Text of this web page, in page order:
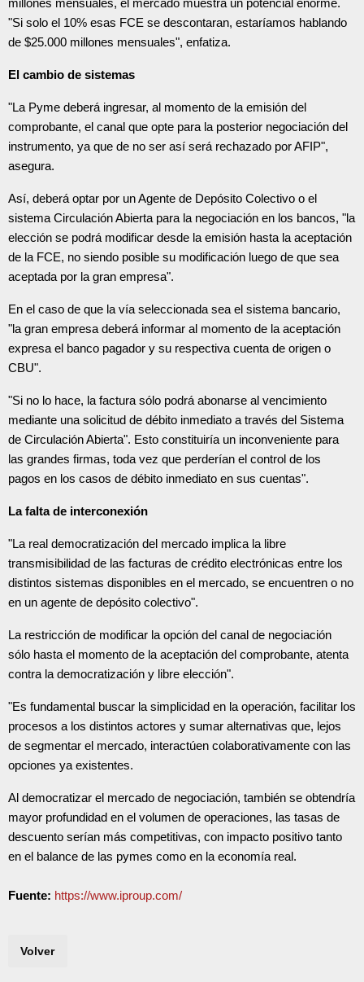
"Si solo el 10% esas FCE se descontaran, estaríamos hablando
de $25.000 millones mensuales", enfatiza.
El cambio de sistemas
"La Pyme deberá ingresar, al momento de la emisión del
comprobante, el canal que opte para la posterior negociación del
instrumento, ya que de no ser así será rechazado por AFIP",
asegura.
Así, deberá optar por un Agente de Depósito Colectivo o el
sistema Circulación Abierta para la negociación en los bancos, "la
elección se podrá modificar desde la emisión hasta la aceptación
de la FCE, no siendo posible su modificación luego de que sea
aceptada por la gran empresa".
En el caso de que la vía seleccionada sea el sistema bancario,
"la gran empresa deberá informar al momento de la aceptación
expresa el banco pagador y su respectiva cuenta de origen o
CBU".
"Si no lo hace, la factura sólo podrá abonarse al vencimiento
mediante una solicitud de débito inmediato a través del Sistema
de Circulación Abierta". Esto constituiría un inconveniente para
las grandes firmas, toda vez que perderían el control de los
pagos en los casos de débito inmediato en sus cuentas".
La falta de interconexión
"La real democratización del mercado implica la libre
transmisibilidad de las facturas de crédito electrónicas entre los
distintos sistemas disponibles en el mercado, se encuentren o no
en un agente de depósito colectivo".
La restricción de modificar la opción del canal de negociación
sólo hasta el momento de la aceptación del comprobante, atenta
contra la democratización y libre elección".
"Es fundamental buscar la simplicidad en la operación, facilitar los
procesos a los distintos actores y sumar alternativas que, lejos
de segmentar el mercado, interactúen colaborativamente con las
opciones ya existentes.
Al democratizar el mercado de negociación, también se obtendría
mayor profundidad en el volumen de operaciones, las tasas de
descuento serían más competitivas, con impacto positivo tanto
en el balance de las pymes como en la economía real.
Fuente: https://www.iproup.com/
Volver